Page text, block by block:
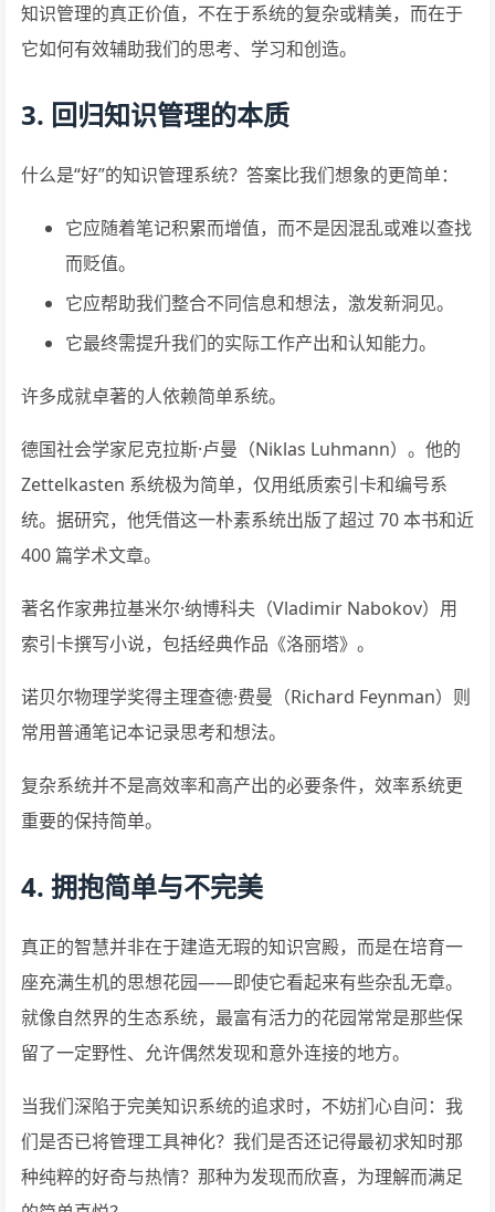
知识管理的真正价值，不在于系统的复杂或精美，而在于
它如何有效辅助我们的思考、学习和创造。
3. 回归知识管理的本质
什么是“好”的知识管理系统？答案比我们想象的更简单：
它应随着笔记积累而增值，而不是因混乱或难以查找
而贬值。
它应帮助我们整合不同信息和想法，激发新洞见。
它最终需提升我们的实际工作产出和认知能力。
许多成就卓著的人依赖简单系统。
德国社会学家尼克拉斯·卢曼（Niklas Luhmann）。他的
Zettelkasten 系统极为简单，仅用纸质索引卡和编号系
统。据研究，他凭借这一朴素系统出版了超过 70 本书和近
400 篇学术文章。
著名作家弗拉基米尔·纳博科夫（Vladimir Nabokov）用
索引卡撰写小说，包括经典作品《洛丽塔》。
诺贝尔物理学奖得主理查德·费曼（Richard Feynman）则
常用普通笔记本记录思考和想法。
复杂系统并不是高效率和高产出的必要条件，效率系统更
重要的保持简单。
4. 拥抱简单与不完美
真正的智慧并非在于建造无瑕的知识宫殿，而是在培育一
座充满生机的思想花园——即使它看起来有些杂乱无章。
就像自然界的生态系统，最富有活力的花园常常是那些保
留了一定野性、允许偶然发现和意外连接的地方。
当我们深陷于完美知识系统的追求时，不妨扪心自问：我
们是否已将管理工具神化？我们是否还记得最初求知时那
种纯粹的好奇与热情？那种为发现而欣喜，为理解而满足